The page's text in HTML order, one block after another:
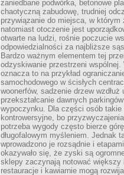
zaniedbane podwórka, betonowe
chaotyczną zabudowę, trudniej
przywiązanie do miejsca, w którym
natomiast otoczenie jest
otwarte na ludzi, rośnie poczucie
odpowiedzialności za najbliższe
Bardzo ważnym elementem tej
odzyskiwanie przestrzeni wspólnej.
oznacza to na przykład
samochodowego w ścisłych
woonerfów, sadzenie drzew wzdłuż
przekształcanie dawnych
wypoczynku. Dla części osób takie
kontrowersyjne, bo
potrzeba wygody często bierze
długofalowym myśleniem. Jednak
wprowadzono je rozsądnie i
okazywało się, że zyski są
sklepy zaczynają notować większy
restauracje i kawiarnie mogą